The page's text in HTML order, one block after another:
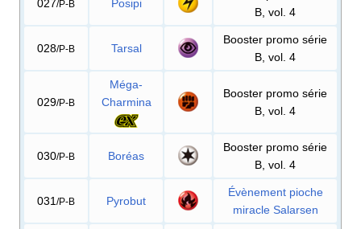
027/P-B Posipi
B, vol. 4
028/P-B Tarsal
Booster promo série
B, vol. 4
029/P-B
Méga-
Charmina
Booster promo série
B, vol. 4
030/P-B Boréas
Booster promo série
B, vol. 4
031 /P-B Pyrobut
Évènement pioche
miracle Salarsen